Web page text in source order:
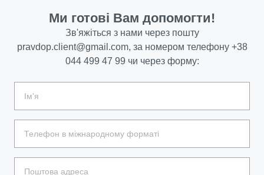
Ми готові Вам допомогти!
Зв'яжіться з нами через пошту
pravdop.client@gmail.com, за номером телефону +38
044 499 47 99 чи через форму: